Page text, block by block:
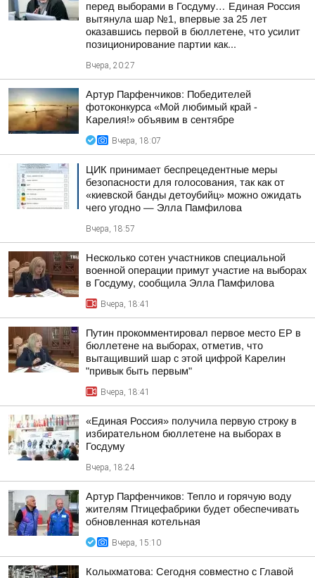
перед выборами в Госдуму… Единая Россия
вытянула шар №1, впервые за 25 лет
оказавшись первой в бюллетене, что усилит
позиционирование партии как...
Вчера, 20:27
Артур Парфенчиков: Победителей
фотоконкурса «Мой любимый край -
Карелия!» объявим в сентябре
Вчера, 18:07
ЦИК принимает беспрецедентные меры
безопасности для голосования, так как от
«киевской банды детоубийц» можно ожидать
чего угодно — Элла Памфилова
Вчера, 18:57
Несколько сотен участников специальной
военной операции примут участие на выборах
в Госдуму, сообщила Элла Памфилова
Вчера, 18:41
Путин прокомментировал первое место ЕР в
бюллетене на выборах, отметив, что
вытащивший шар с этой цифрой Карелин
"привык быть первым"
Вчера, 18:41
«Единая Россия» получила первую строку в
избирательном бюллетене на выборах в
Госдуму
Вчера, 18:24
Артур Парфенчиков: Тепло и горячую воду
жителям Птицефабрики будет обеспечивать
обновленная котельная
Вчера, 15:10
Колыхматова: Сегодня совместно с Главой